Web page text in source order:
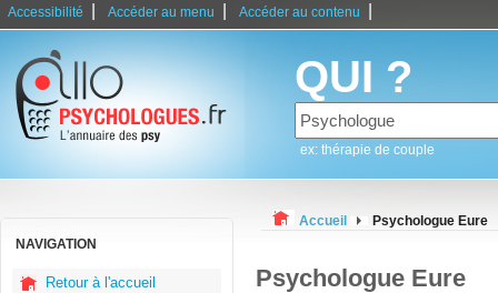
Accessibilité Accéder au menu Accéder au contenu
QUI ?
ex: thérapie de couple
NAVIGATION
Retour à l'accueil
Accueil Psychologue Eure
Psychologue Eure